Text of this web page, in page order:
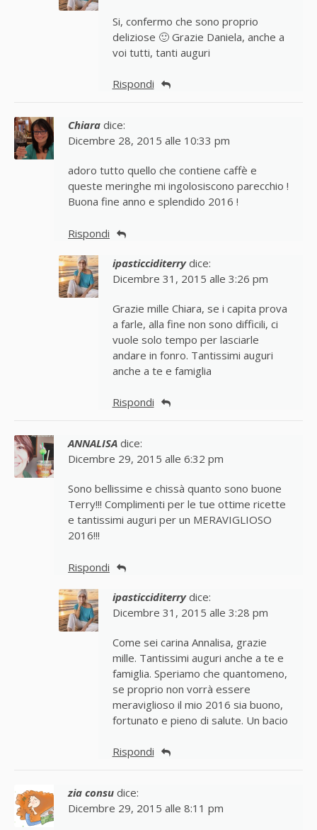
Si, confermo che sono proprio
deliziose 🙂 Grazie Daniela, anche a
voi tutti, tanti auguri
Rispondi
Chiara dice:
Dicembre 28, 2015 alle 10:33 pm
adoro tutto quello che contiene caffè e
queste meringhe mi ingolosiscono parecchio !
Buona fine anno e splendido 2016 !
Rispondi
ipasticciditerry dice:
Dicembre 31, 2015 alle 3:26 pm
Grazie mille Chiara, se i capita prova
a farle, alla fine non sono difficili, ci
vuole solo tempo per lasciarle
andare in fonro. Tantissimi auguri
anche a te e famiglia
Rispondi
ANNALISA dice:
Dicembre 29, 2015 alle 6:32 pm
Sono bellissime e chissà quanto sono buone
Terry!!! Complimenti per le tue ottime ricette
e tantissimi auguri per un MERAVIGLIOSO
2016!!!
Rispondi
ipasticciditerry dice:
Dicembre 31, 2015 alle 3:28 pm
Come sei carina Annalisa, grazie
mille. Tantissimi auguri anche a te e
famiglia. Speriamo che quantomeno,
se proprio non vorrà essere
meraviglioso il mio 2016 sia buono,
fortunato e pieno di salute. Un bacio
Rispondi
zia consu dice:
Dicembre 29, 2015 alle 8:11 pm